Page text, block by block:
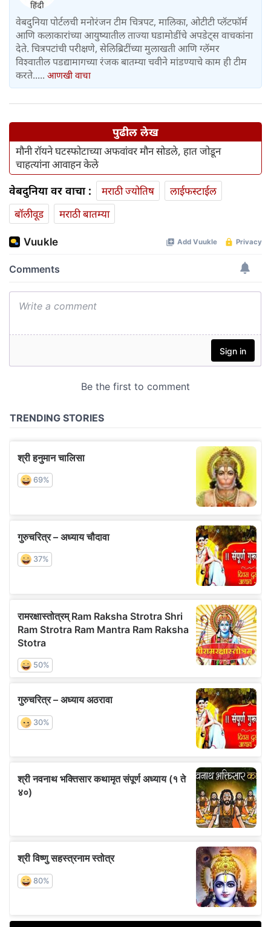
वेबदुनिया पोर्टलची मनोरंजन टीम चित्रपट, मालिका, ओटीटी प्लॅटफॉर्म
आणि कलाकारांच्या आयुष्यातील ताज्या घडामोडींचे अपडेट्स वाचकांना
देते. चित्रपटांची परीक्षणे, सेलिब्रिटींच्या मुलाखती आणि ग्लॅमर
विश्वातील पडद्यामागच्या रंजक बातम्या चवीने मांडण्याचे काम ही टीम
करते..... आणखी वाचा
पुढील लेख
मौनी रॉयने घटस्फोटाच्या अफवांवर मौन सोडले, हात जोडून
चाहत्यांना आवाहन केले
वेबदुनिया वर वाचा : मराठी ज्योतिष
लाईफस्टाईल
बॉलीवूड
मराठी बातम्या